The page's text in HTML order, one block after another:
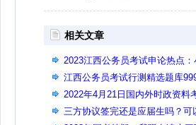
相关文章
2023江西公务员考试申论热点
江西公务员考试行测精选题库
2022年4月21日国内外时政资料
三方协议签完还是应届生吗？可